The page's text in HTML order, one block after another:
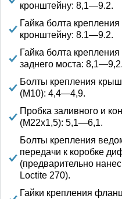
кронштейну: 8,1—9.2.
Гайка болта
кронштейну: 8.1—9.2.
Гайка болта
заднего моста: 8,1—9,2.
Болты крепления
(М10): 4,4—4,9.
Пробка заливного и
(М22х1,5): 5,1—6,1.
Болты крепления
передачи к коробке
(предварительно
Loctite 270).
Гайки крепления